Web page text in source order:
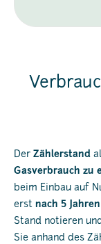
Der Zählerstand
Gasverbrauch zu
beim Einbau auf
erst nach 5
Stand notieren
Sie anhand des